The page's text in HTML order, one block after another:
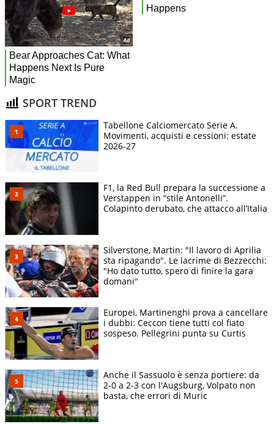
SPORT TREND
Tabellone Calciomercato Serie A.
Movimenti, acquisti e cessioni: estate
2026-27
F1, la Red Bull prepara la successione a
Verstappen in “stile Antonelli”.
Colapinto derubato, che attacco all’Italia
Silverstone, Martin: "Il lavoro di Aprilia
sta ripagando". Le lacrime di Bezzecchi:
"Ho dato tutto, spero di finire la gara
domani"
Europei, Martinenghi prova a cancellare
i dubbi: Ceccon tiene tutti col fiato
sospeso. Pellegrini punta su Curtis
Anche il Sassuolo è senza portiere: da
2-0 a 2-3 con l'Augsburg, Volpato non
basta, che errori di Muric